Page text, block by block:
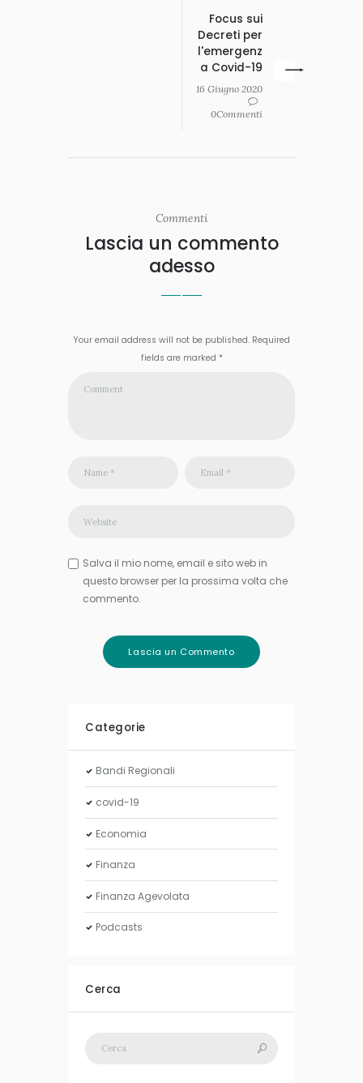
Focus sui
Decreti per
l'emergenz
a Covid-19
16 Giugno 2020
0Commenti
Commenti
Lascia un commento
adesso
Your email address will not be published. Required
fields are marked *
Salva il mio nome, email e sito web in
questo browser per la prossima volta che
commento.
Categorie
Bandi Regionali
covid-19
Economia
Finanza
Finanza Agevolata
Podcasts
Cerca